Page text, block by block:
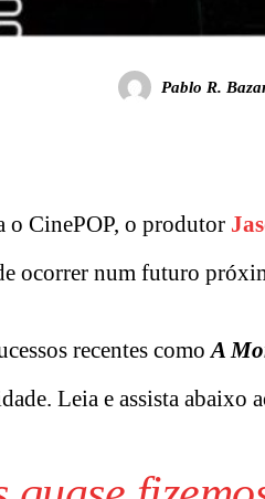
Pablo R.
o CinePOP, o produtor
ocorrer num futuro
recentes comoA
Leia e assista abaixo